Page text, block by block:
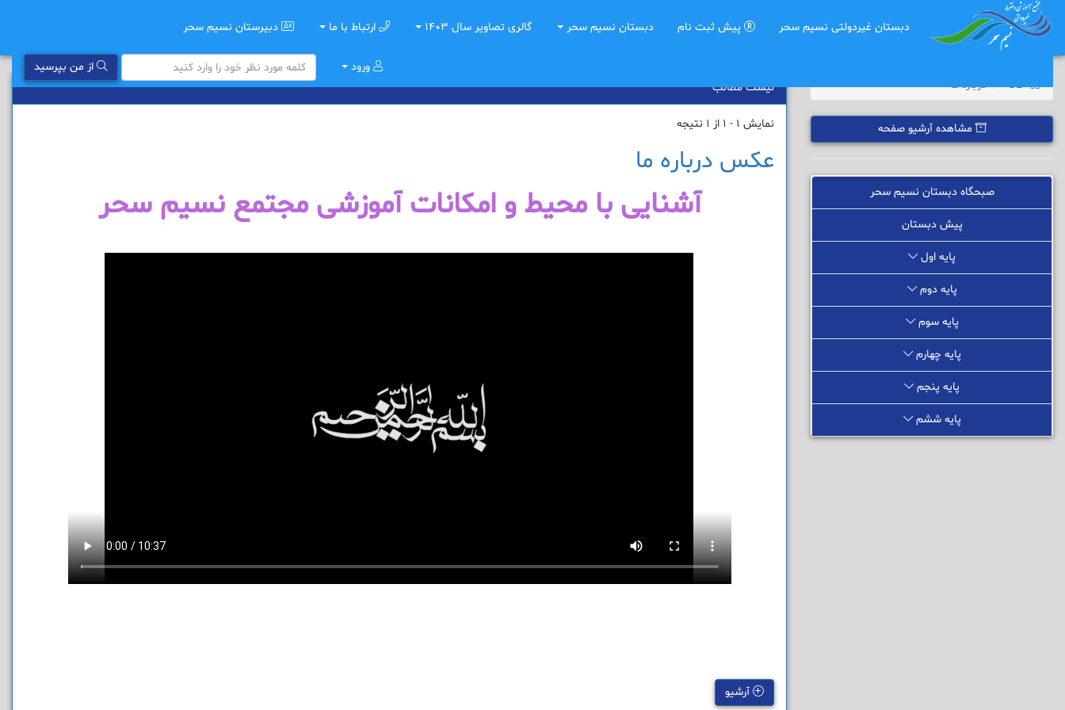
دبستان غیردولتی نسیم سحر پیش ثبت نام دبستان نسیم سحر گالری تصاویر سال 1403 ارتباط با ما دبیرستان نسیم سحر
از من بپرسید
ورود
لیست مطالب
نمایش 1 - 1 از 1 نتیجه
عکس درباره ما
آشنایی با محیط و امکانات آموزشی مجتمع نسیم سحر
آرشیو
خانه درباره ما
مشاهده آرشیو صفحه
صبحگاه دبستان نسیم سحر
پیش دبستان
پایه اول
پایه دوم
پایه سوم
پایه چهارم
پایه پنجم
پایه ششم